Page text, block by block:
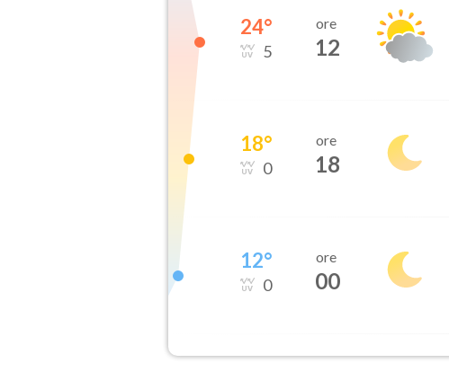
24°
5
ore
12
18°
0
ore
18
12°
0
ore
00